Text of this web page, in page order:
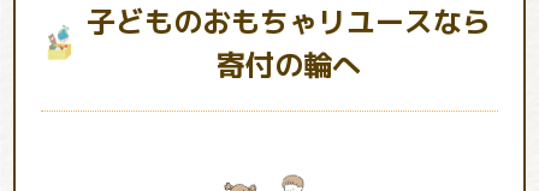
子どものおもちゃリユースなら
寄付の輪へ